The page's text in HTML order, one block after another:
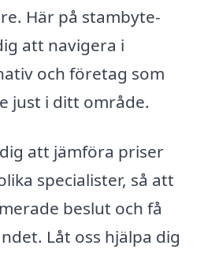
Här på stambyte-
att navigera i
och företag som
just i ditt område.
att jämföra priser
specialister, så att
beslut och få
Låt oss hjälpa dig